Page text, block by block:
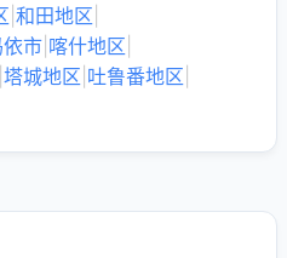
和田地区
市 喀什地区
塔城地区 吐鲁番地区